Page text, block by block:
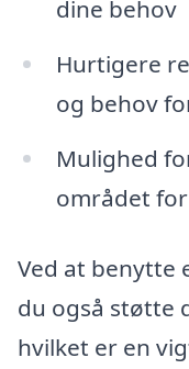
dine behov
Hurtigere
og behov
Mulighed
området
Ved at benytte
du også støtte
hvilket er en